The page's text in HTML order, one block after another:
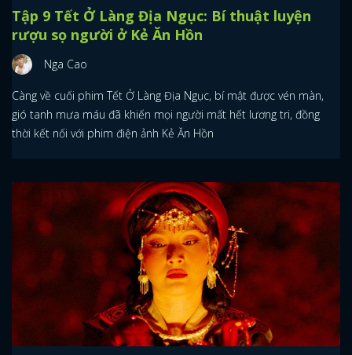
Tập 9 Tết Ở Làng Địa Ngục: Bí thuật luyện
rượu sọ người ở Kẻ Ăn Hồn
Nga Cao
Càng về cuối phim Tết Ở Làng Địa Ngục, bí mật được vén màn,
gió tanh mưa máu đã khiến mọi người mất hết lương tri, đồng
thời kết nối với phim điện ảnh Kẻ Ăn Hồn